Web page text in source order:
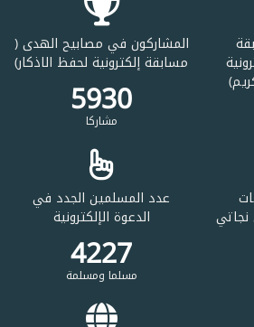
المشاركون في مصابيح الهدى (
مسابقة إلكترونية لحفظ الاذكار)
6880
مشاركا
عدد المسلمين الجدد في
الدعوة الإلكترونية
4227
مسلما ومسلمة